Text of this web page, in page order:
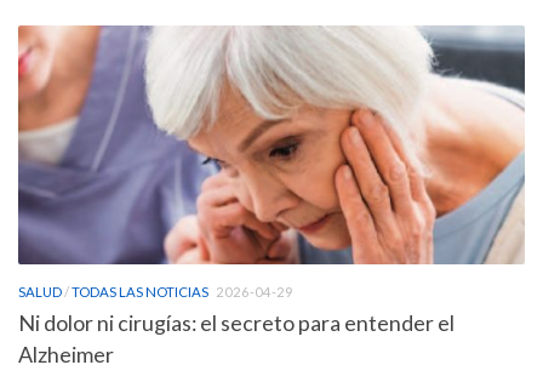
SALUD/TODAS LAS NOTICIAS 2026-04-29
Ni dolor ni cirugías: el secreto para entender el
Alzheimer